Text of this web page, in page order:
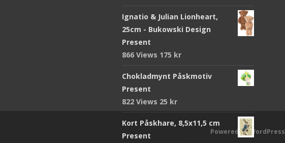
Ignatio & Julian Lionheart,
25cm - Bukowski Design
Present
866 Views 175 kr
Chokladmynt Påskmotiv
Present
822 Views 25 kr
Kort Påskhare, 8,5x11,5 cm
Present
Powered by WordPress